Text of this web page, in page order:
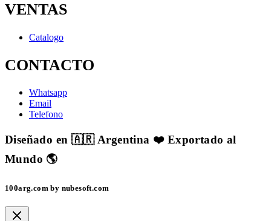
VENTAS
Catalogo
CONTACTO
Whatsapp
Email
Telefono
Diseñado en 🇦🇷 Argentina ❤️ Exportado al
Mundo 🌎
100arg.com by nubesoft.com